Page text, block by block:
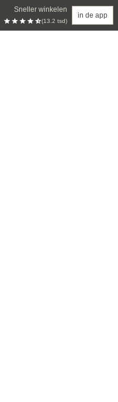
Sneller winkelen
(13.2 tsd)
in de app